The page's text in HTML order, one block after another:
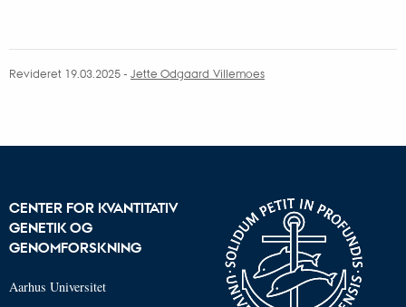
Revideret 19.03.2025- Jette Odgaard Villemoes
CENTER FOR KVANTITATIV
GENETIK OG
GENOMFORSKNING
Aarhus Universitet